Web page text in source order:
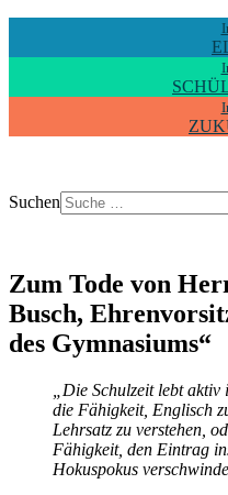
Suchen
Zum Tode von
Busch,
des Gymnasiums“
„Die Schulzeit lebt
die Fähigkeit, Englisch
Lehrsatz zu verstehen,
Fähigkeit, den Eintrag
Hokuspokus